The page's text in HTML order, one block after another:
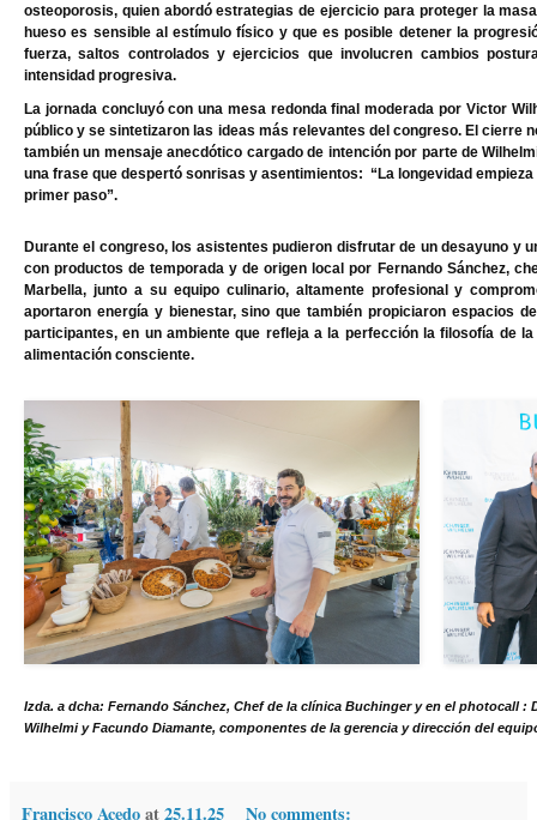
osteoporosis, quien abordó estrategias de ejercicio para proteger la
hueso es sensible al estímulo físico y que es posible detener la
fuerza, saltos controlados y ejercicios que involucren cambios
intensidad progresiva.
La jornada concluyó con una mesa redonda final moderada por Victor
público y se sintetizaron las ideas más relevantes del congreso. El cierre
también un mensaje anecdótico cargado de intención por parte de
una frase que despertó sonrisas y asentimientos: “La longevidad
primer paso”.
Durante el congreso, los asistentes pudieron disfrutar de un desayuno y
con productos de temporada y de origen local por Fernando Sánchez,
Marbella, junto a su equipo culinario, altamente profesional y
aportaron energía y bienestar, sino que también propiciaron espacios
participantes, en un ambiente que refleja a la perfección la filosofía de
alimentación consciente.
Izda. a dcha: Fernando Sánchez, Chef de la clínica Buchinger y en el photocall :
Wilhelmi y Facundo Diamante, componentes de la gerencia y dirección del
Francisco Acedoat25.11.25 No comments: